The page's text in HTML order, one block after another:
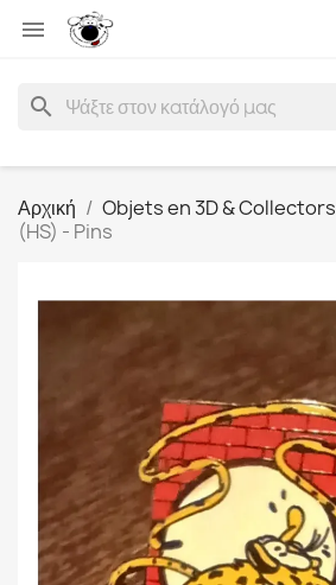

search
Αρχική Objets en 3D & Collectors
(HS) - Pins